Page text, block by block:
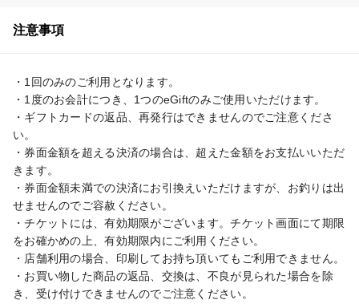
注意事項
・1回のみのご利用となります。
・1度のお会計につき、1つのeGiftのみご使用いただけます。
・ギフトカードの返品、再発行はできませんのでご注意くださ
い。
・券面金額を超える決済の場合は、超えた金額をお支払いいただ
きます。
・券面金額未満での決済にお引換えいただけますが、お釣りは出
せませんのでご容赦ください。
・チケットには、有効期限がございます。チケット画面にて期限
をお確かめの上、有効期限内にご利用ください。
・店舗利用の場合、印刷してお持ち頂いてもご利用できません。
・お買い物した商品の返品、交換は、不良が見られた場合を除
き、受け付けできませんのでご注意ください。